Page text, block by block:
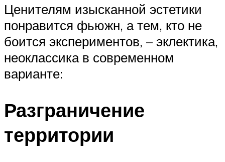
Ценителям изысканной эстетики
понравится фьюжн, а тем, кто не
боится экспериментов, – эклектика,
неоклассика в современном
варианте:
Разграничение
территории